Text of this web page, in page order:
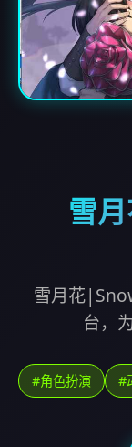
雪
雪月花
台，
#角色扮演 #